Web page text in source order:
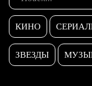
КИНО
ЗВЕЗДЫ